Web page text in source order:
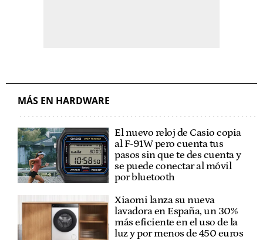
MÁS EN HARDWARE
El nuevo reloj de Casio copia
al F-91W pero cuenta tus
pasos sin que te des cuenta y
se puede conectar al móvil
por bluetooth
Xiaomi lanza su nueva
lavadora en España, un 30%
más eficiente en el uso de la
luz y por menos de 450 euros